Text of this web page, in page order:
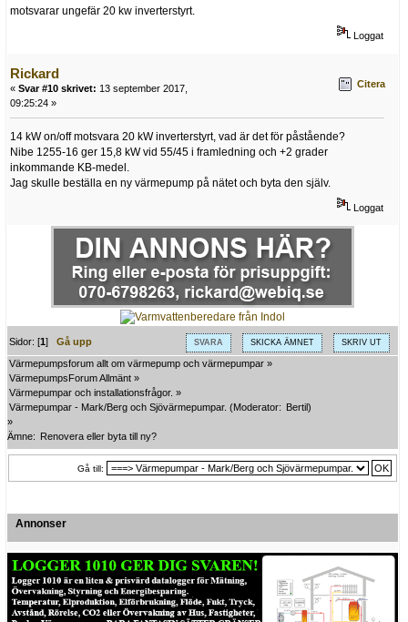
motsvarar ungefär 20 kw inverterstyrt.
Loggat
Rickard
« Svar #10 skrivet: 13 september 2017,
09:25:24 »
Citera
14 kW on/off motsvara 20 kW inverterstyrt, vad är det för påstående?
Nibe 1255-16 ger 15,8 kW vid 55/45 i framledning och +2 grader
inkommande KB-medel.
Jag skulle beställa en ny värmepump på nätet och byta den själv.
Loggat
SVARA SKICKA ÄMNET SKRIV UT
Sidor: [1]Gå upp
Värmepumpsforum allt om värmepump och värmepumpar »
VärmepumpsForum Allmänt »
Värmepumpar och installationsfrågor. »
Värmepumpar - Mark/Berg och Sjövärmepumpar. (Moderator: Bertil)
»
Ämne: Renovera eller byta till ny?
Gå till:
Annonser